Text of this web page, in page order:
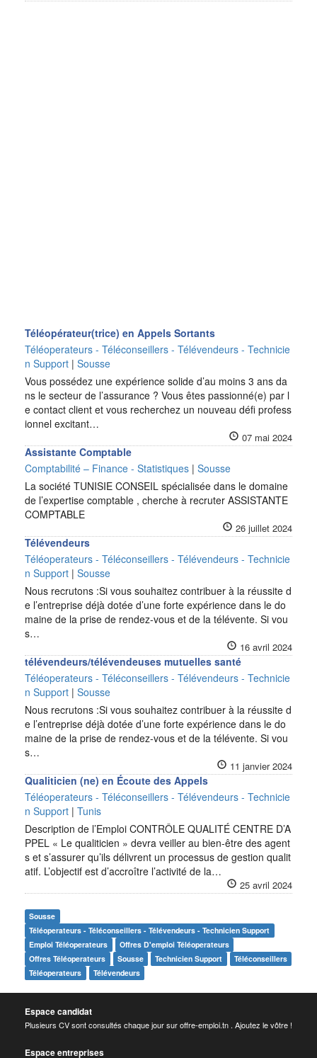
Téléopérateur(trice) en Appels Sortants
Téléoperateurs - Téléconseillers - Télévendeurs - Technicie
n Support | Sousse
Vous possédez une expérience solide d’au moins 3 ans da
ns le secteur de l’assurance ? Vous êtes passionné(e) par l
e contact client et vous recherchez un nouveau défi profess
ionnel excitant…
07 mai 2024
Assistante Comptable
Comptabilité – Finance - Statistiques | Sousse
La société TUNISIE CONSEIL spécialisée dans le domaine
de l’expertise comptable , cherche à recruter ASSISTANTE
COMPTABLE
26 juillet 2024
Télévendeurs
Téléoperateurs - Téléconseillers - Télévendeurs - Technicie
n Support | Sousse
Nous recrutons :Si vous souhaitez contribuer à la réussite d
e l’entreprise déjà dotée d’une forte expérience dans le do
maine de la prise de rendez-vous et de la télévente. Si vou
s…
16 avril 2024
télévendeurs/télévendeuses mutuelles santé
Téléoperateurs - Téléconseillers - Télévendeurs - Technicie
n Support | Sousse
Nous recrutons :Si vous souhaitez contribuer à la réussite d
e l’entreprise déjà dotée d’une forte expérience dans le do
maine de la prise de rendez-vous et de la télévente. Si vou
s…
11 janvier 2024
Qualiticien (ne) en Écoute des Appels
Téléoperateurs - Téléconseillers - Télévendeurs - Technicie
n Support | Tunis
Description de l’Emploi CONTRÔLE QUALITÉ CENTRE D’A
PPEL « Le qualiticien » devra veiller au bien-être des agent
s et s’assurer qu’ils délivrent un processus de gestion qualit
atif. L’objectif est d’accroître l’activité de la…
25 avril 2024
Sousse
Téléoperateurs - Téléconseillers - Télévendeurs - Technicien Support
Emploi Téléoperateurs
Offres D'emploi Téléoperateurs
Offres Téléoperateurs
Sousse Technicien Support
Téléconseillers
Téléoperateurs
Télévendeurs
Espace candidat
Plusieurs CV sont consultés chaque jour sur offre-emploi.tn . Ajoutez le vôtre !
Espace entreprises